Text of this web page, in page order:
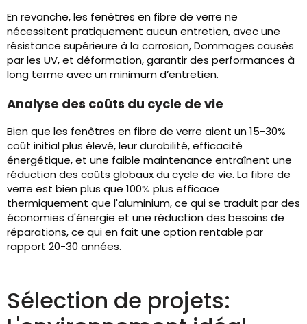
En revanche, les fenêtres en fibre de verre ne
nécessitent pratiquement aucun entretien, avec une
résistance supérieure à la corrosion, Dommages causés
par les UV, et déformation, garantir des performances à
long terme avec un minimum d’entretien.
Analyse des coûts du cycle de vie
Bien que les fenêtres en fibre de verre aient un 15-30%
coût initial plus élevé, leur durabilité, efficacité
énergétique, et une faible maintenance entraînent une
réduction des coûts globaux du cycle de vie. La fibre de
verre est bien plus que 100% plus efficace
thermiquement que l'aluminium, ce qui se traduit par des
économies d'énergie et une réduction des besoins de
réparations, ce qui en fait une option rentable par
rapport 20-30 années.
Sélection de projets: